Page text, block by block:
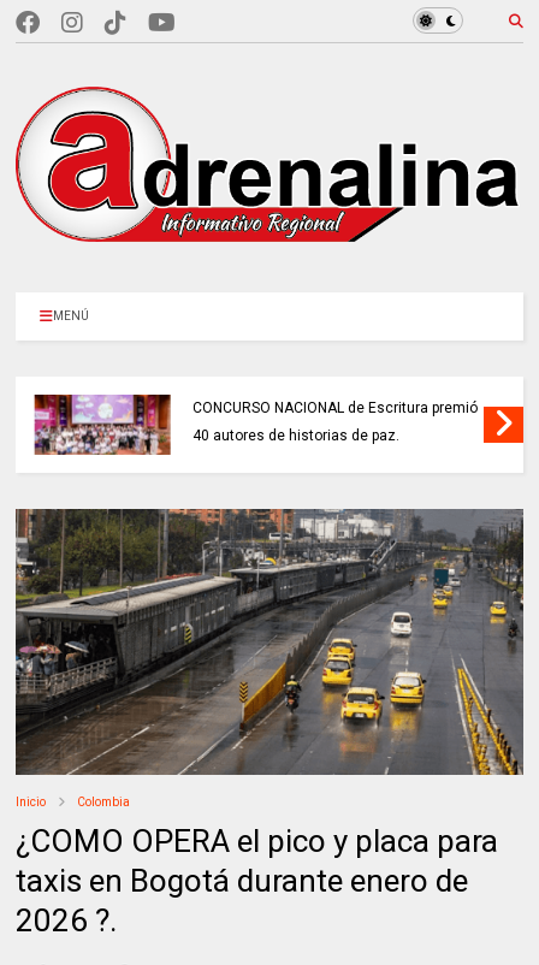
MENÚ
CONCURSO NACIONAL de Escritura premió
40 autores de historias de paz.
Inicio Colombia
¿COMO OPERA el pico y placa para
taxis en Bogotá durante enero de
2026 ?.